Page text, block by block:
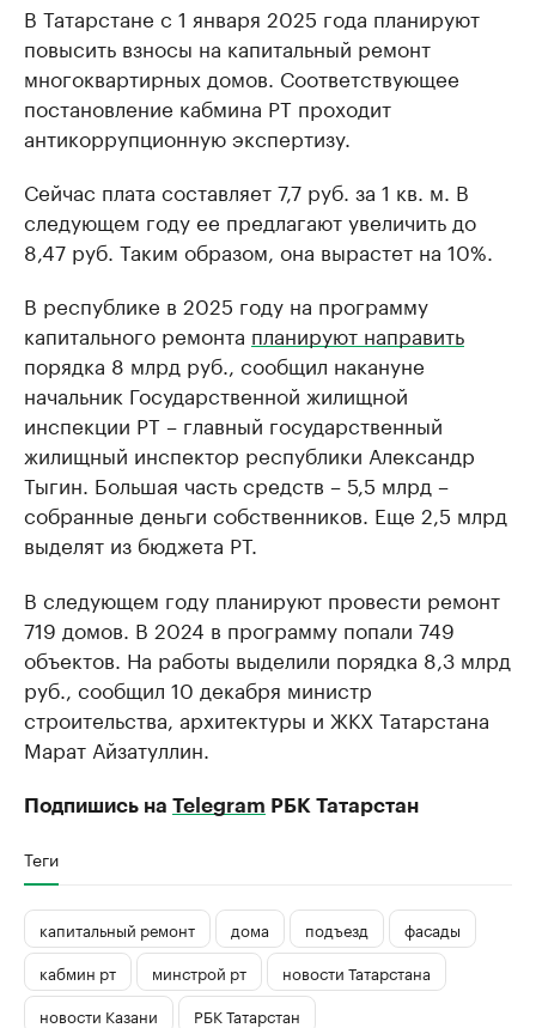
В Татарстане с 1 января 2025 года планируют
повысить взносы на капитальный ремонт
многоквартирных домов. Соответствующее
постановление кабмина РТ проходит
антикоррупционную экспертизу.
Сейчас плата составляет 7,7 руб. за 1 кв. м. В
следующем году ее предлагают увеличить до
8,47 руб. Таким образом, она вырастет на 10%.
В республике в 2025 году на программу
капитального ремонта планируют направить
порядка 8 млрд руб., сообщил накануне
начальник Государственной жилищной
инспекции РТ – главный государственный
жилищный инспектор республики Александр
Тыгин. Большая часть средств – 5,5 млрд –
собранные деньги собственников. Еще 2,5 млрд
выделят из бюджета РТ.
В следующем году планируют провести ремонт
719 домов. В 2024 в программу попали 749
объектов. На работы выделили порядка 8,3 млрд
руб., сообщил 10 декабря министр
строительства, архитектуры и ЖКХ Татарстана
Марат Айзатуллин.
Подпишись на Telegram РБК Татарстан
Теги
капитальный ремонт дома подъезд
фасады
кабмин рт
минстрой рт
новости Татарстана
новости Казани
РБК Татарстан